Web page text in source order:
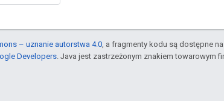
– uznanie autorstwa 4.0 , a fragmenty kodu są dostępne na
Developers . Java jest zastrzeżonym znakiem towarowym